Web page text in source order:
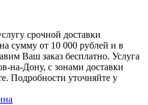
срочной доставки
сумму от 10 000 рублей и в
Ваш заказ бесплатно. Услуга
на-Дону, с зонами доставки
Подробности уточняйте у